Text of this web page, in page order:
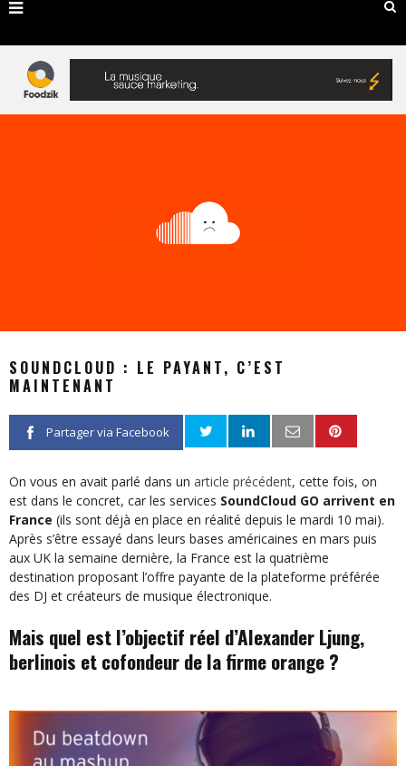
SOUNDCLOUD : LE PAYANT, C’EST
MAINTENANT
Partager via Facebook
On vous en avait parlé dans un article précédent, cette fois, on
est dans le concret, car les services SoundCloud GO arrivent en
France (ils sont déjà en place en réalité depuis le mardi 10 mai).
Après s’être essayé dans leurs bases américaines en mars puis
aux UK la semaine dernière, la France est la quatrième
destination proposant l’offre payante de la plateforme préférée
des DJ et créateurs de musique électronique.
Mais quel est l’objectif réel d’Alexander Ljung,
berlinois et cofondeur de la firme orange ?